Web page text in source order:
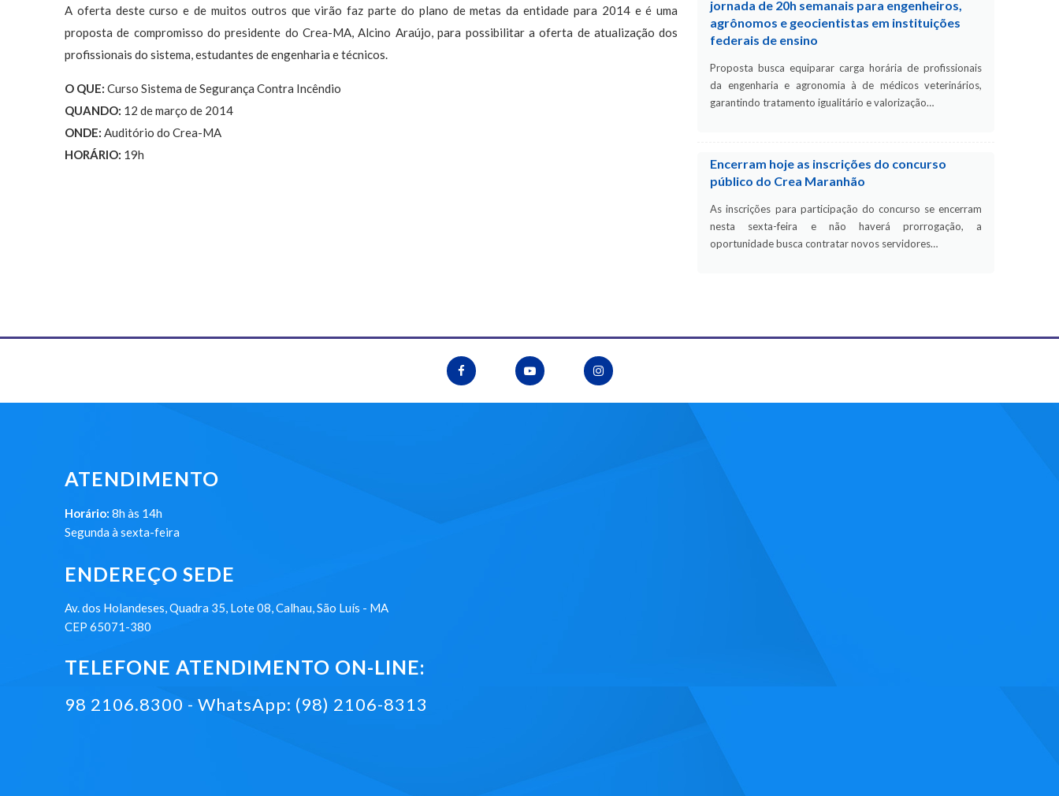
A oferta deste curso e de muitos outros que virão faz parte do plano de metas da entidade para 2014 e é uma
proposta de compromisso do presidente do Crea-MA, Alcino Araújo, para possibilitar a oferta de atualização dos
profissionais do sistema, estudantes de engenharia e técnicos.
O QUE: Curso Sistema de Segurança Contra Incêndio
QUANDO: 12 de março de 2014
ONDE: Auditório do Crea-MA
HORÁRIO: 19h
jornada de 20h semanais para engenheiros,
agrônomos e geocientistas em instituições
federais de ensino
Proposta busca equiparar carga horária de profissionais
da engenharia e agronomia à de médicos veterinários,
garantindo tratamento igualitário e valorização…
Encerram hoje as inscrições do concurso
público do Crea Maranhão
As inscrições para participação do concurso se encerram
nesta sexta-feira e não haverá prorrogação, a
oportunidade busca contratar novos servidores…
ATENDIMENTO
Horário: 8h às 14h
Segunda à sexta-feira
ENDEREÇO SEDE
Av. dos Holandeses, Quadra 35, Lote 08, Calhau, São Luís - MA
CEP 65071-380
TELEFONE ATENDIMENTO ON-LINE:
98 2106.8300 - WhatsApp: (98) 2106-8313